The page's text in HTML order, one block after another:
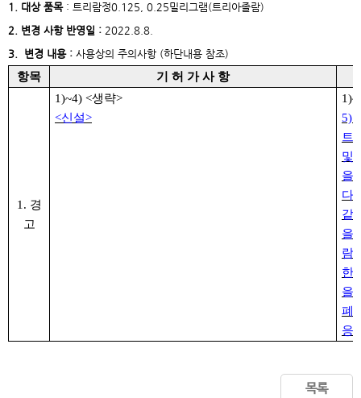
1. 대상품목 : 트리람정0.125, 0.25밀리그램(트리아졸람)
2. 변경 사항 반영일 : 2022.8.8.
3. 변경 내용 : 사용상의 주의사항 (하단내용 참조)
항목 기 허 가 사 항
1. 경
고
1)~4) <생략>
<신설>
5)
트
및
을
다
같
을
람
한
을
폐
응
목록